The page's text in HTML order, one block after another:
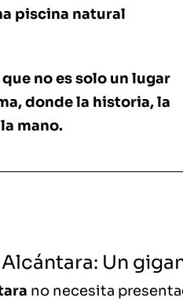
piscina natural
no es solo un lugar
donde la historia, la
mano.
Un
no necesita